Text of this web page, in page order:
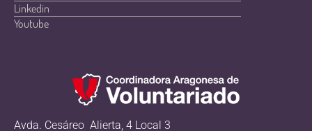
Linkedin
Youtube
Avda. Cesáreo Alierta, 4 Local 3